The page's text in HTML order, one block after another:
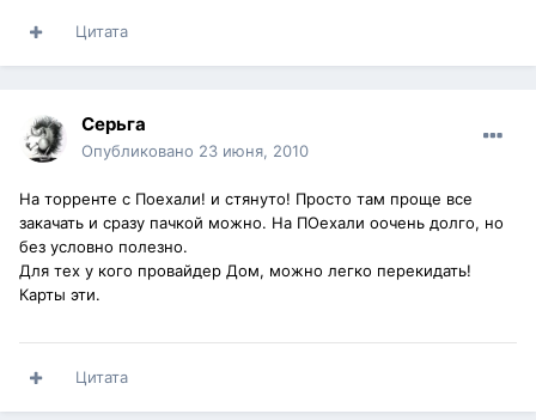
Цитата
Серьга
Опубликовано 23 июня, 2010
На торренте с Поехали! и стянуто! Просто там проще все
закачать и сразу пачкой можно. На ПОехали оочень долго, но
без условно полезно.
Для тех у кого провайдер Дом, можно легко перекидать!
Карты эти.
Цитата